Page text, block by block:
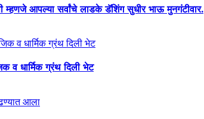
म्हणजे आपल्या सर्वांचे लाडके डॅशिंग सुधीर भाऊ मुनगंटीवार.
व धार्मिक ग्रंथ दिली भेट